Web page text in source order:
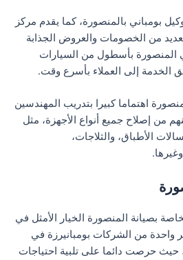
بومباني بالمنصورة، كما يقدم مركز
من الخصومات والعروض الجذابة
المنصورة بأسطول من السيارات
الخدمة إلى العملاء بأسرع وقت.
اهتماما كبيرا بتدريب المهندسين
من إصلاح جميع أنواع الأجهزة، مثل
الأطباق، والثلاجات،
بصيانة المنصورة الخيار الأمثل في
واحدة من الشركات بومبانيرزة في
حيث حرصت دائما على تلبية احتياجات